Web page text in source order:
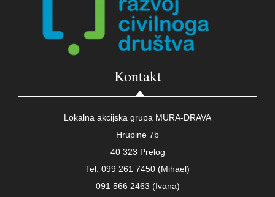
Kontakt
Lokalna akcijska grupa MURA-DRAVA
Hrupine 7b
40 323 Prelog
Tel: 099 261 7450 (Mihael)
091 566 2463 (Ivana)